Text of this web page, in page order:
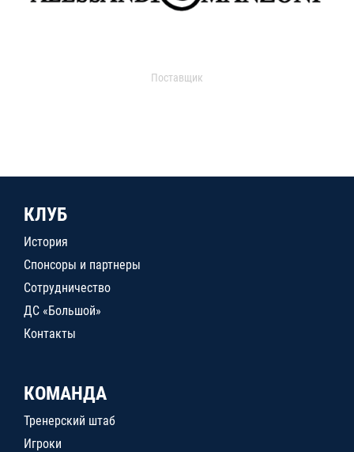
Поставщик
КЛУБ
История
Спонсоры и партнеры
Сотрудничество
ДС «Большой»
Контакты
КОМАНДА
Тренерский штаб
Игроки